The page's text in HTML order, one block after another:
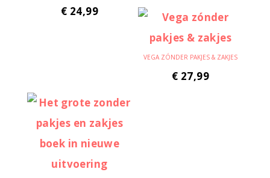
€ 24,99
VEGA ZÓNDER PAKJES & ZAKJES
€ 27,99